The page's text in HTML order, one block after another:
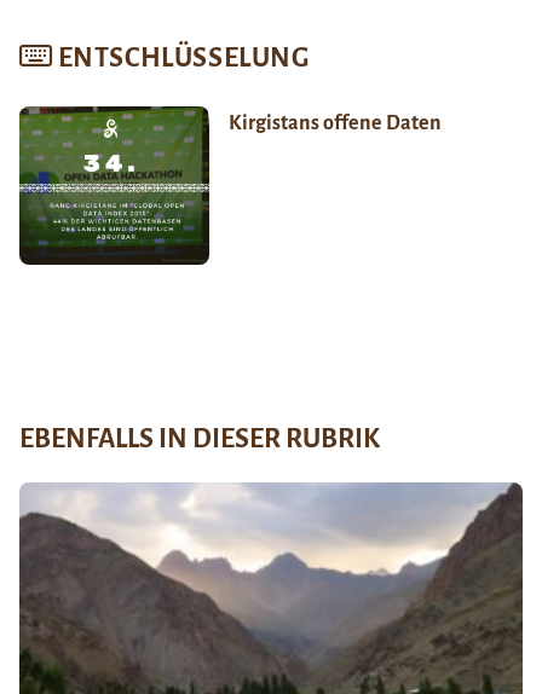
ENTSCHLÜSSELUNG
Kirgistans offene Daten
EBENFALLS IN DIESER RUBRIK